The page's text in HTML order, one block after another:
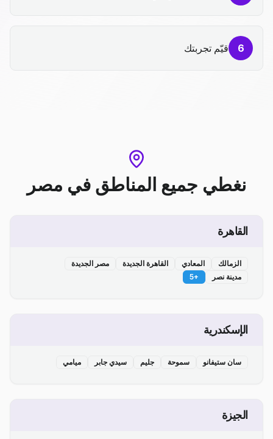
6 قيّم تجربتك
نغطي جميع المناطق في مصر
القاهرة
الزمالك المعادي القاهرة الجديدة
مصر الجديدة
مدينة نصر
+
5
الإسكندرية
سان ستيفانو سموحة جليم سيدي جابر ميامي
الجيزة